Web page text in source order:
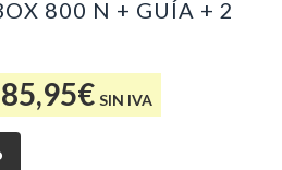
800 N + GUÍA + 2
€ SIN IVA